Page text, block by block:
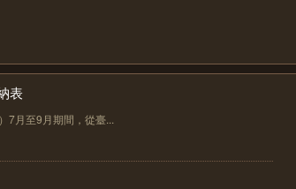
表
7月至9月期間，從臺...